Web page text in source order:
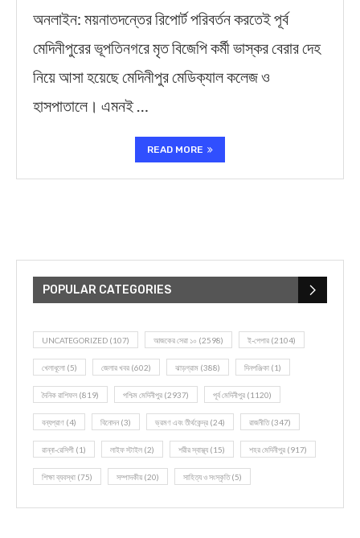
অনলাইন: ময়নাতদন্তের রিপোর্ট পরিবর্তন করতেই পূর্ব
মেদিনীপুরের ভূপতিনগরে মৃত বিজেপি কর্মী ভাস্কর বেরার দেহ
নিয়ে আসা হয়েছে মেদিনীপুর মেডিক্যাল কলেজ ও
হাসপাতালে। এমনই …
READ MORE
POPULAR CATEGORIES
UNCATEGORIZED (107) আজকের সেরা ১০ (2598) ই-পেপার (2104)
খেলাধূলো (5) জেলার খবর (602) ঝাড়গ্রাম (388) দিনপঞ্জিকা (1)
দৈনিক রাশিফল (819) পশ্চিম মেদিনীপুর (2937) পূর্ব মেদিনীপুর (1120)
বন্যপ্রাণ (4) বিনোদন(3) ভ্রমণ এবং তীর্থকেন্দ্র (24) রাজনীতি(347)
রান্না-রেসিপী (1) লাইফ স্টাইল (2) শরীর স্বাস্থ্য (15) শহর মেদিনীপুর (917)
শিক্ষা ব্যবস্থা (75) সম্পাদকীয় (20) সাহিত্য ও সংস্কৃতি(5)